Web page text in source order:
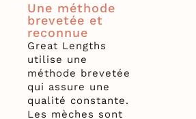
Une méthode
brevetée et
reconnue
Great Lengths
utilise une
méthode brevetée
qui assure une
qualité constante.
Les mèches sont